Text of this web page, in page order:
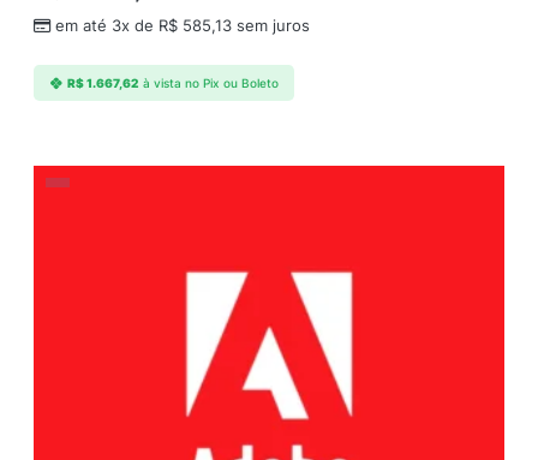
em até 3x de R$ 585,13 sem juros
R$1.667,62 à vista no Pix ou Boleto